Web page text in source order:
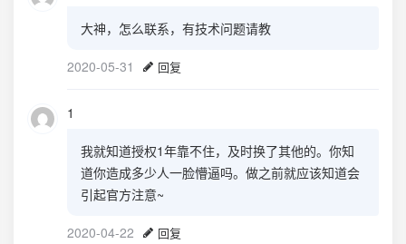
大神，怎么联系，有技术问题请教
2020-05-31 回复
1
我就知道授权1年靠不住，及时换了其他的。你知
道你造成多少人一脸懵逼吗。做之前就应该知道会
引起官方注意~
2020-04-22 回复